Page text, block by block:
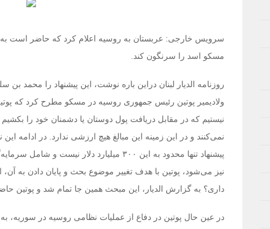
مسکو اسد را سرنگون کند.
روزنامه الدیار لبنان دراین باره نوشت، این پیشنهاد را محمد
ولادیمیر پوتین رئیس جمهوری روسیه در مسکو مطرح کرد که پوتین
نیستیم که در مقابل دریافت پول دوستان یا دشمنان خود را
نمی‌کنند و در این زمینه این مبالغ هیچ ارزشی ندارد. در ادامه
پیشنهاد تنها محدود به این ۳۰۰ میلیارد دلار
نیز می‌شود، پوتین با هدف تغییر موضوع بحث و پایان دادن به
داری؟ به گزارش الدیار، این مبحث همین جا تمام شد و پوتین
در عین حال پوتین در دفاع از عملیات نظامی روسیه در سوریه،